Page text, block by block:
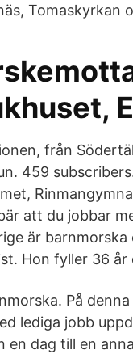
Tomaskyrkan
från
459
att du jobbar
är
Hon fyller 36
På
lediga jobb
en dag till en